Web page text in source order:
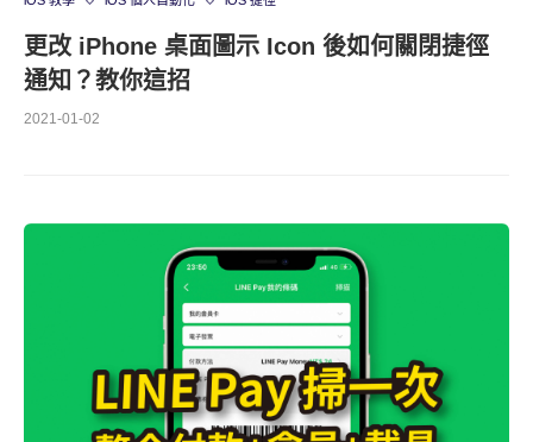
更改 iPhone 桌面圖示 Icon 後如何關閉捷徑
通知？教你這招
2021-01-02